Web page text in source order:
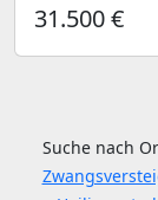
31.500 €
Suche nach